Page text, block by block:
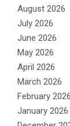
August 2026
July 2026
June 2026
May 2026
April 2026
March 2026
February 2026
January 2026